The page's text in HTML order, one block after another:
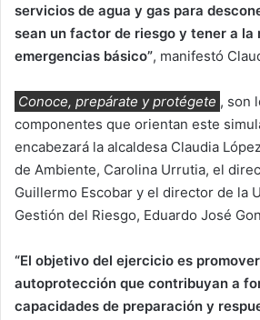
servicios de agua y gas para
sean un factor de riesgo y tener a la
emergencias básico”, manifestó
Conoce, prepárate y protégete , son
componentes que orientan este
encabezará la alcaldesa Claudia
de Ambiente, Carolina Urrutia, el
Guillermo Escobar y el director de la
Gestión del Riesgo, Eduardo José
“El objetivo del ejercicio es
autoprotección que contribuyan a
capacidades de preparación y